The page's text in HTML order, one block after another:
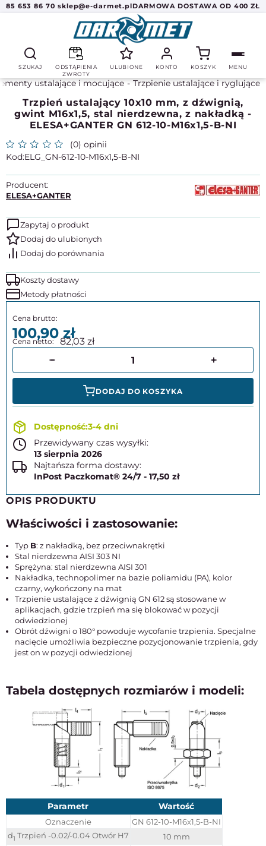
85 653 86 70 sklep@e-darmet.plDARMOWA DOSTAWA OD 400 ZŁ
SZUKAJ
ODSTĄPIENIA
ZWROTY
ULUBIONE KONTO KOSZYK MENU
ustalające i mocujące Trzpienie ustalające i ryglujące
Trzpień ustalający 10x10 mm, z dźwignią,
gwint M16x1,5, stal nierdzewna, z nakładką -
ELESA+GANTER GN 612-10-M16x1,5-B-NI
(0) opinii
ELG_GN-612-10-M16x1,5-B-NI
Producent:
ELESA+GANTER
Zapytaj o produkt
Koszty dostawy
Metody płatności
100,9082,03
DODAJ DO KOSZYKA
3-4 dni
Przewidywany czas wysyłki:
13 sierpnia 2026
Najtańsza forma dostawy:
InPost Paczkomat® 24/7 - 17,50 zł
OPIS PRODUKTU
Właściwości i zastosowanie:
Typ B: z nakładką, bez przeciwnakrętki
Stal nierdzewna AISI 303 NI
Sprężyna: stal nierdzewna AISI 301
Nakładka, technopolimer na bazie poliamidu (PA), kolor
czarny, wykończony na mat
Trzpienie ustalające z dźwignią GN 612 są stosowane w
aplikacjach, gdzie trzpień ma się blokować w pozycji
odwiedzionej
Obrót dźwigni o 180° powoduje wycofanie trzpienia. Specjalne
nacięcie umożliwia bezpieczne pozycjonowanie trzpienia, gdy
jest on w pozycji odwiedzionej
Tabela dostępnych rozmiarów i modeli:
Parametr Wartość
Oznaczenie
GN 612-10-M16x1,5-B-NI
d1 Trzpień -0.02/-0.04 Otwór H7
10 mm